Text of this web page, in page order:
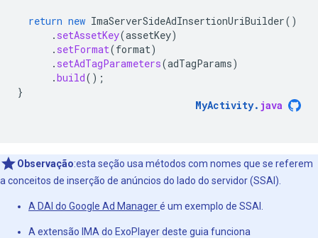
return new ImaServerSideAdInsertionUriBuilder()
. setAssetKey(assetKey)
. setFormat(format)
. setAdTagParameters(adTagParams)
.build();
}
MyActivity. java
Observação:esta seção usa métodos com nomes que se referem
a conceitos de inserção de anúncios do lado do servidor (SSAI).
A DAI do Google Ad Manageré um exemplo de SSAI.
A extensão IMA do ExoPlayer deste guia funciona